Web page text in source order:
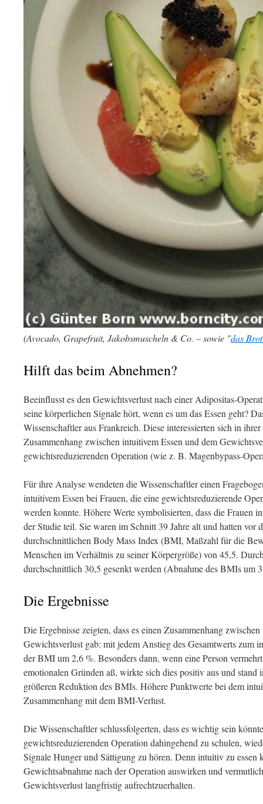
(Avocado, Grapefruit, Jakobsmuscheln & Co. – sowie "das
Hilft das beim Abnehmen?
Beeinflusst es den Gewichtsverlust nach einer Adipositas-
seine körperlichen Signale hört, wenn es um das Essen geht?
Wissenschaftler aus Frankreich. Diese interessierten sich in
Zusammenhang zwischen intuitivem Essen und dem
gewichtsreduzierenden Operation (wie z. B. Magenbypass-
Für ihre Analyse wendeten die Wissenschaftler einen
intuitivem Essen bei Frauen, die eine gewichtsreduzierende
werden konnte. Höhere Werte symbolisierten, dass die Frauen
der Studie teil. Sie waren im Schnitt 39 Jahre alt und hatten vor
durchschnittlichen Body Mass Index (BMI, Maßzahl für die
Menschen im Verhältnis zu seiner Körpergröße) von 45,5.
durchschnittlich 30,5 gesenkt werden (Abnahme des BMIs um
Die Ergebnisse
Die Ergebnisse zeigten, dass es einen Zusammenhang
Gewichtsverlust gab: mit jedem Anstieg des Gesamtwerts zum
der BMI um 2,6 %. Besonders dann, wenn eine Person
emotionalen Gründen aß, wirkte sich dies positiv aus und stand
größeren Reduktion des BMIs. Höhere Punktwerte bei dem
Zusammenhang mit dem BMI-Verlust.
Die Wissenschaftler schlussfolgerten, dass es wichtig sein
gewichtsreduzierenden Operation dahingehend zu schulen,
Signale Hunger und Sättigung zu hören. Denn intuitiv zu essen
Gewichtsabnahme nach der Operation auswirken und
Gewichtsverlust langfristig aufrechtzuerhalten.